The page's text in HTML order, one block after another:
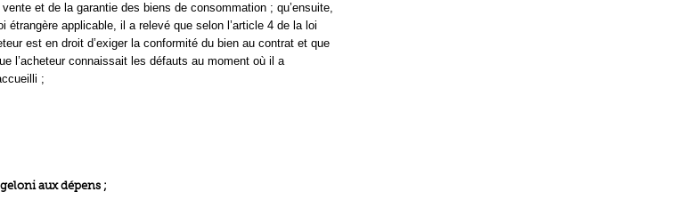
et de la garantie des biens de consommation ; qu’ensuite,
étrangère applicable, il a relevé que selon l’article 4 de la loi
est en droit d’exiger la conformité du bien au contrat et que
l’acheteur connaissait les défauts au moment où il a
;
aux dépens ;